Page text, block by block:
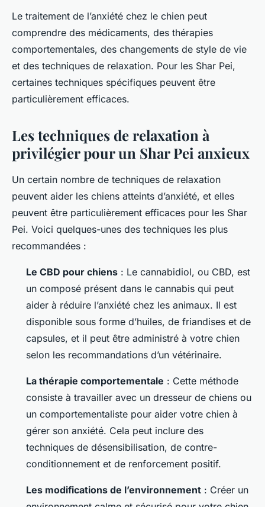
Le traitement de l’anxiété chez le chien peut
comprendre des médicaments, des thérapies
comportementales, des changements de style de vie
et des techniques de relaxation. Pour les Shar Pei,
certaines techniques spécifiques peuvent être
particulièrement efficaces.
Les techniques de relaxation à
privilégier pour un Shar Pei anxieux
Un certain nombre de techniques de relaxation
peuvent aider les chiens atteints d’anxiété, et elles
peuvent être particulièrement efficaces pour les Shar
Pei. Voici quelques-unes des techniques les plus
recommandées :
Le CBD pour chiens : Le cannabidiol, ou CBD, est
un composé présent dans le cannabis qui peut
aider à réduire l’anxiété chez les animaux. Il est
disponible sous forme d’huiles, de friandises et de
capsules, et il peut être administré à votre chien
selon les recommandations d’un vétérinaire.
La thérapie comportementale : Cette méthode
consiste à travailler avec un dresseur de chiens ou
un comportementaliste pour aider votre chien à
gérer son anxiété. Cela peut inclure des
techniques de désensibilisation, de contre-
conditionnement et de renforcement positif.
Les modifications de l’environnement : Créer un